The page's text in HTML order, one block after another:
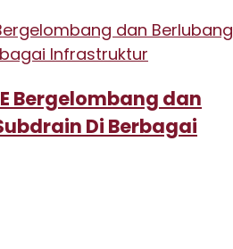
Bergelombang dan
Di Berbagai